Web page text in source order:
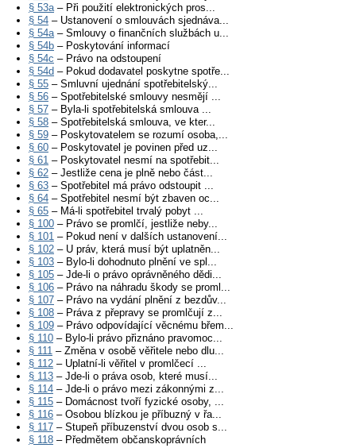
§ 53a– Při použití elektronických pros...
§ 54 – Ustanovení o smlouvách sjednáva...
§ 54a– Smlouvy o finančních službách u...
§ 54b – Poskytování informací
§ 54c – Právo na odstoupení
§ 54d – Pokud dodavatel poskytne spotře...
§ 55 – Smluvní ujednání spotřebitelský...
§ 56 – Spotřebitelské smlouvy nesmějí ...
§ 57 – Byla-li spotřebitelská smlouva ...
§ 58 – Spotřebitelská smlouva, ve kter...
§ 59 – Poskytovatelem se rozumí osoba,...
§ 60 – Poskytovatel je povinen před uz...
§ 61 – Poskytovatel nesmí na spotřebit...
§ 62 – Jestliže cena je plně nebo část...
§ 63 – Spotřebitel má právo odstoupit ...
§ 64 – Spotřebitel nesmí být zbaven oc...
§ 65 – Má-li spotřebitel trvalý pobyt ...
§ 100 – Právo se promlčí, jestliže neby...
§ 101 – Pokud není v dalších ustanovení...
§ 102 – U práv, která musí být uplatněn...
§ 103 – Bylo-li dohodnuto plnění ve spl...
§ 105 – Jde-li o právo oprávněného dědi...
§ 106 – Právo na náhradu škody se proml...
§ 107 – Právo na vydání plnění z bezdův...
§ 108 – Práva z přepravy se promlčují z...
§ 109 – Právo odpovídající věcnému břem...
§ 110 – Bylo-li právo přiznáno pravomoc...
§ 111 – Změna v osobě věřitele nebo dlu...
§ 112 – Uplatní-li věřitel v promlčecí ...
§ 113 – Jde-li o práva osob, které musí...
§ 114 – Jde-li o právo mezi zákonnými z...
§ 115 – Domácnost tvoří fyzické osoby, ...
§ 116 – Osobou blízkou je příbuzný v řa...
§ 117 – Stupeň příbuzenství dvou osob s...
§ 118 – Předmětem občanskoprávních